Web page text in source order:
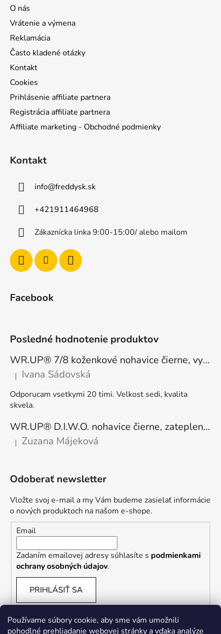
Používame súbory cookie, aby sme vám umožnili
pohodlné prehliadanie webovej stránky a vďaka analýze
O nás
Vrátenie a výmena
Reklamácia
Často kladené otázky
Kontakt
Cookies
Prihlásenie affiliate partnera
Registrácia affiliate partnera
Affiliate marketing - Obchodné podmienky
Kontakt
info@freddysk.sk
+421911464968
Zákaznícka linka 9:00-15:00/ alebo mailom
Facebook
Posledné hodnotenie produktov
WR.UP® 7/8 koženkové nohavice čierne, vysoký pás RE(MOVE) WRUP4HC006PREC, N
Hodnotenie produktu je 5 z 5 hviezdičiek.
| Ivana Sádovská
Odporucam vsetkymi 20 timi. Velkost sedi, kvalita
skvela.
WR.UP® D.I.W.O. nohavice čierne, zateplené, regular pás, WRUP1RF444, N
Hodnotenie produktu je 5 z 5 hviezdičiek.
| Zuzana Májeková
Odoberať newsletter
Vložte svoj e-mail a my Vám budeme zasielať informácie
o nových produktoch na našom e-shope.
Email
Zadaním emailovej adresy súhlasíte s podmienkami
ochrany osobných údajov.
PRIHLÁSIŤ SA